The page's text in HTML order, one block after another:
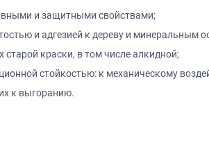
и защитными свойствами;
и адгезией к дереву и минеральным
краски, в том числе алкидной;
стойкостью: к механическому
к выгоранию.